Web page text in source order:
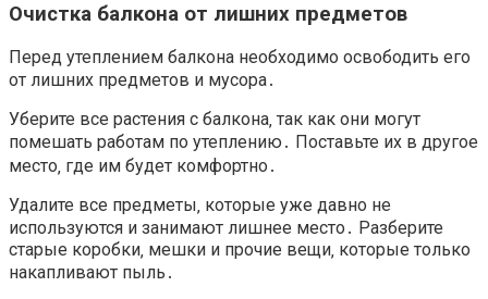
Очистка балкона от лишних предметов
Перед утеплением балкона необходимо освободить его
от лишних предметов и мусора․
Уберите все растения с балкона‚ так как они могут
помешать работам по утеплению․ Поставьте их в другое
место‚ где им будет комфортно․
Удалите все предметы‚ которые уже давно не
используются и занимают лишнее место․ Разберите
старые коробки‚ мешки и прочие вещи‚ которые только
накапливают пыль․